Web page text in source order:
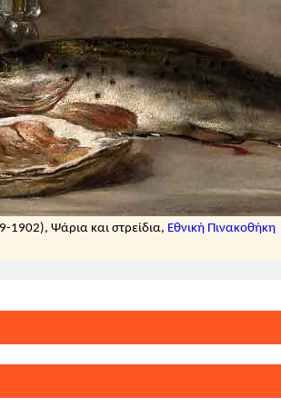
μαγειρεμένα σε μια χύτρα.
για τον αγώνα (ειρωνικά).
Κλείσιμο
1902), Ψάρια και στρείδια, Εθνική Πινακοθήκη
αιώνα, τοποθετείται η
νεότερων εκδοτών Hesseling-